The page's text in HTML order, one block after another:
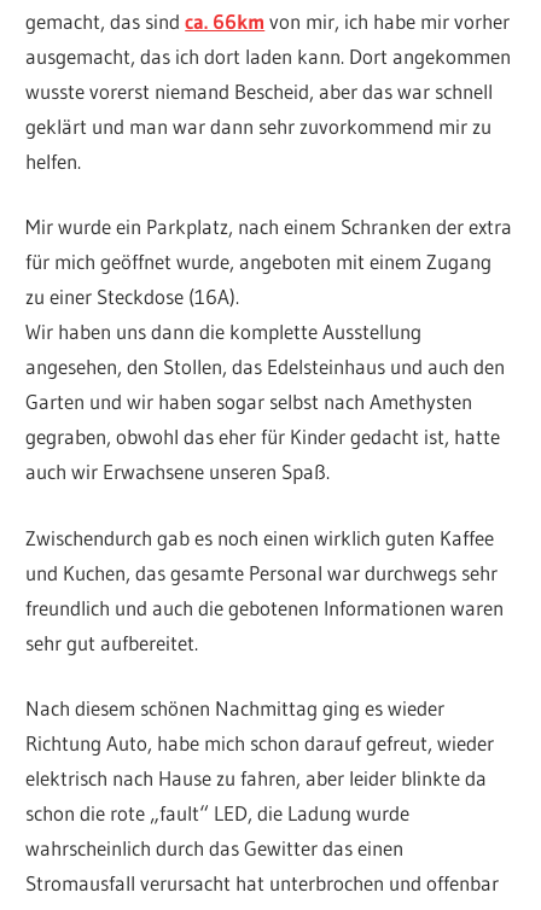
gemacht, das sindca. 66km von mir, ich habe mir vorher
ausgemacht, das ich dort laden kann. Dort angekommen
wusste vorerst niemand Bescheid, aber das war schnell
geklärt und man war dann sehr zuvorkommend mir zu
helfen.
Mir wurde ein Parkplatz, nach einem Schranken der extra
für mich geöffnet wurde, angeboten mit einem Zugang
zu einer Steckdose (16A).
Wir haben uns dann die komplette Ausstellung
angesehen, den Stollen, das Edelsteinhaus und auch den
Garten und wir haben sogar selbst nach Amethysten
gegraben, obwohl das eher für Kinder gedacht ist, hatte
auch wir Erwachsene unseren Spaß.
Zwischendurch gab es noch einen wirklich guten Kaffee
und Kuchen, das gesamte Personal war durchwegs sehr
freundlich und auch die gebotenen Informationen waren
sehr gut aufbereitet.
Nach diesem schönen Nachmittag ging es wieder
Richtung Auto, habe mich schon darauf gefreut, wieder
elektrisch nach Hause zu fahren, aber leider blinkte da
schon die rote „fault“ LED, die Ladung wurde
wahrscheinlich durch das Gewitter das einen
Stromausfall verursacht hat unterbrochen und offenbar